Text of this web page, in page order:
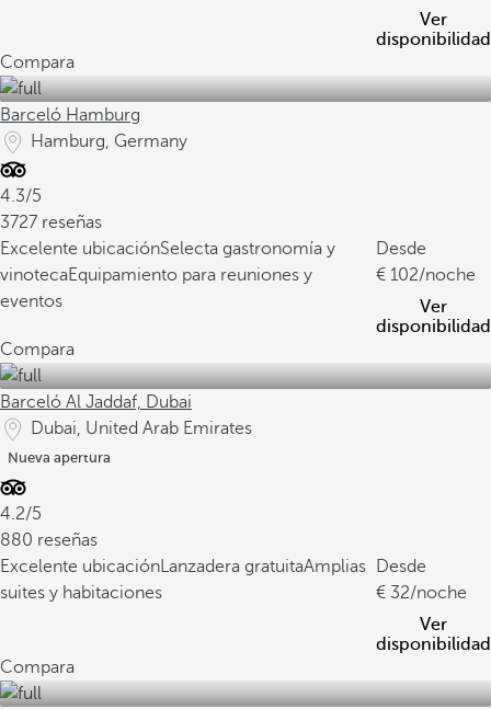
Ver
disponibilidad
Compara
Barceló Hamburg
Hamburg, Germany
4.3/5
3727 reseñas
Excelente ubicaciónSelecta gastronomía y
vinotecaEquipamiento para reuniones y
eventos
Desde
102/noche
Ver
disponibilidad
Compara
Barceló Al Jaddaf, Dubai
Dubai, United Arab Emirates
Nueva apertura
4.2/5
880 reseñas
Excelente ubicaciónLanzadera gratuitaAmplias
suites y habitaciones
Desde
32/noche
Ver
disponibilidad
Compara